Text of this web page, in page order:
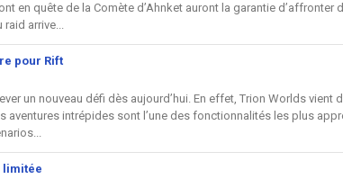
en quête de la Comète d’Ahnket auront la garantie
arrive...
pour Rift
un nouveau défi dès aujourd’hui. En effet, Trion Worlds
aventures intrépides sont l’une des fonctionnalités les plus
limitée